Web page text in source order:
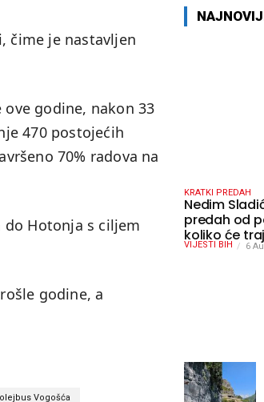
čime je nastavljen
godine, nakon 33
470 postojećih
70% radova na
Hotonja s ciljem
godine, a
Vogošća
KRATKI PREDAH
Nedim
predah od
koliko će
VIJESTI BIH 6